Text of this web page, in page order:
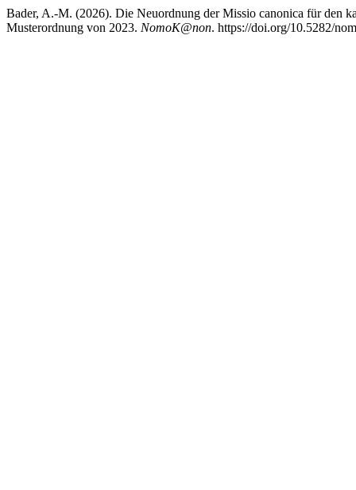
Bader, A.-M. (2026). Die Neuordnung der Missio canonica für den
Musterordnung von 2023. NomoK@non. https://doi.org/10.5282/